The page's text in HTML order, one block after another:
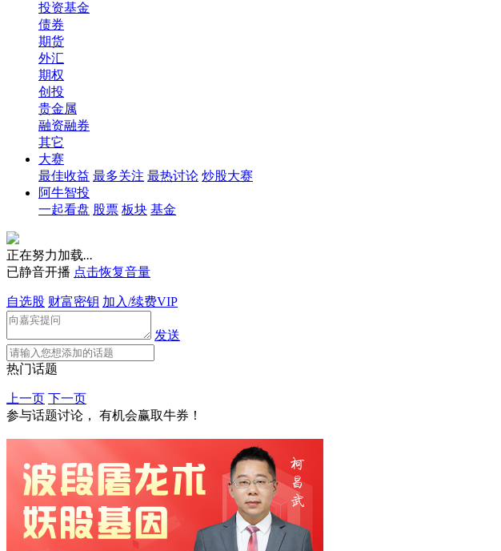
投资基金
债券
期货
外汇
期权
创投
贵金属
融资融券
其它
大赛
最佳收益 最多关注 最热讨论 炒股大赛
阿牛智投
一起看盘 股票 板块 基金
正在努力加载...
已静音开播 点击恢复音量
自选股 财富密钥 加入/续费VIP
发送
热门话题
上一页 下一页
参与话题讨论， 有机会赢取牛券！